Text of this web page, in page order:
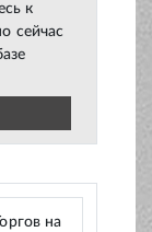
к
сейчас
на